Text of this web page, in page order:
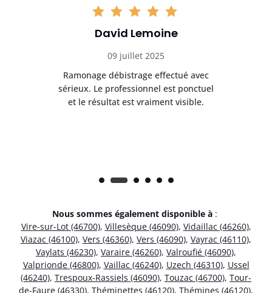
David Lemoine
09 juillet 2025
Ramonage débistrage effectué avec
sérieux. Le professionnel est ponctuel
et le résultat est vraiment visible.
Nous sommes également disponible à :
Vire-sur-Lot (46700), Villesèque (46090), Vidaillac (46260),
Viazac (46100), Vers (46360), Vers (46090), Vayrac (46110),
Vaylats (46230), Varaire (46260), Valroufié (46090),
Valprionde (46800), Vaillac (46240), Uzech (46310), Ussel
(46240), Trespoux-Rassiels (46090), Touzac (46700), Tour-
de-Faure (46330), Théminettes (46120), Thémines (46120),